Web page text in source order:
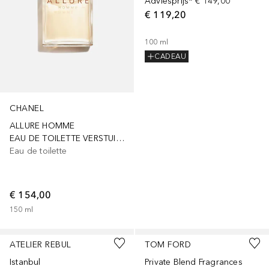
CHANEL
ALLURE HOMME
EAU DE TOILETTE VERSTUIVER
Eau de toilette
€ 154,00
150 ml
€ 119,20
100 ml
CADEAU
ATELIER REBUL
Istanbul
TOM FORD
Private Blend Fragrances